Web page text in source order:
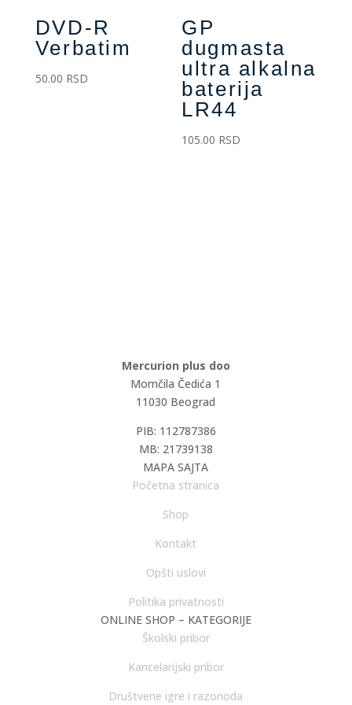
DVD-R
Verbatim
50.00 RSD
GP
dugmasta
ultra alkalna
baterija
LR44
105.00 RSD
Mercurion plus doo
Momčila Čedića 1
11030 Beograd
PIB: 112787386
MB: 21739138
MAPA SAJTA
Početna stranica
Shop
Kontakt
Opšti uslovi
Politika privatnosti
ONLINE SHOP – KATEGORIJE
Školski pribor
Kancelarijski pribor
Društvene igre i razonoda